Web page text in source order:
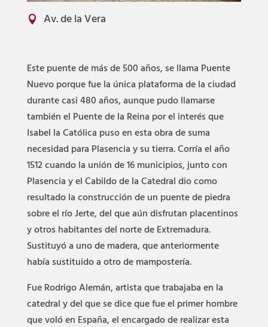
 Av. de la Vera
Este puente de más de 500 años, se llama Puente
Nuevo porque fue la única plataforma de la ciudad
durante casi 480 años, aunque pudo llamarse
también el Puente de la Reina por el interés que
Isabel la Católica puso en esta obra de suma
necesidad para Plasencia y su tierra. Corría el año
1512 cuando la unión de 16 municipios, junto con
Plasencia y el Cabildo de la Catedral dio como
resultado la construcción de un puente de piedra
sobre el río Jerte, del que aún disfrutan placentinos
y otros habitantes del norte de Extremadura.
Sustituyó a uno de madera, que anteriormente
había sustituido a otro de mampostería.
Fue Rodrigo Alemán, artista que trabajaba en la
catedral y del que se dice que fue el primer hombre
que voló en España, el encargado de realizar esta